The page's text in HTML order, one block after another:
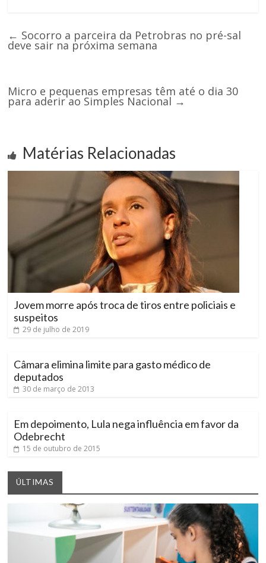
← Socorro a parceira da Petrobras no pré-sal
deve sair na próxima semana
Micro e pequenas empresas têm até o dia 30
para aderir ao Simples Nacional →
Matérias Relacionadas
Jovem morre após troca de tiros entre policiais e
suspeitos
29 de julho de 2019
Câmara elimina limite para gasto médico de
deputados
30 de março de 2013
Em depoimento, Lula nega influência em favor da
Odebrecht
15 de outubro de 2015
ÚLTIMAS